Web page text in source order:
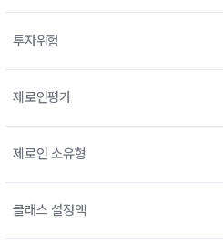
투자위험
제로인평가
제로인 소유형
클래스 설정액
ETF 처음투자
내맘대로 만들기
DIY 포트 관리
고객라운지
이벤트
공지사항
FAQ